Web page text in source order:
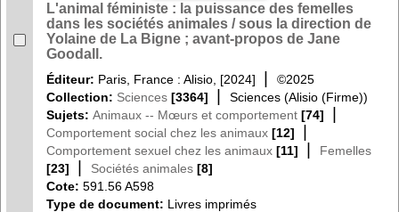
L'animal féministe : la puissance des femelles
dans les sociétés animales / sous la direction de
Yolaine de La Bigne ; avant-propos de Jane
Goodall.
Éditeur: Paris, France : Alisio, [2024]
©2025
Collection: Sciences [3364]
Sciences (Alisio (Firme))
Sujets: Animaux -- Mœurs et comportement [74]
Comportement social chez les animaux [12]
Comportement sexuel chez les animaux [11]
Femelles
[23]
Sociétés animales [8]
Cote: 591.56 A598
Type de document: Livres imprimés